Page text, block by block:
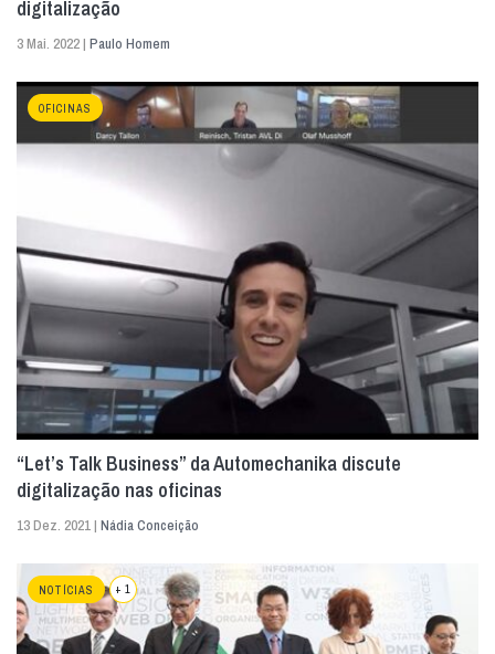
digitalização
3 Mai. 2022 | Paulo Homem
OFICINAS
“Let’s Talk Business” da Automechanika discute
digitalização nas oficinas
13 Dez. 2021 | Nádia Conceição
NOTÍCIAS + 1